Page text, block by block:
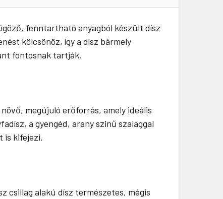
fenntartható anyagból készült dísz
kölcsönöz, így a dísz bármely
fontosnak tartják.
megújuló erőforrás, amely ideális
a gyengéd, arany szinű szalaggal
is kifejezi.
csillag alakú dísz természetes, mégis